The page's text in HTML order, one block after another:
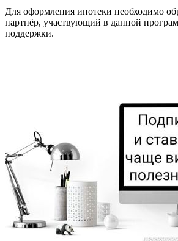
Для оформления ипотеки необходимо
партнёр, участвующий в данной
поддержки.